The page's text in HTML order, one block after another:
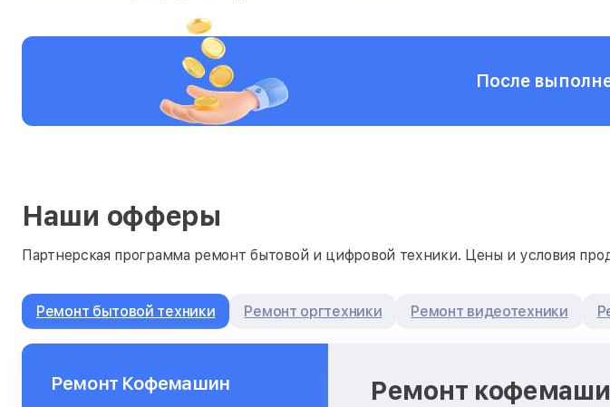
После
Наши офферы
Партнерская программа ремонт бытовой и цифровой техники. Цены и условия
Ремонт бытовой техники Ремонт оргтехники Ремонт видеотехники
Ремонт Кофемашин Ремонт